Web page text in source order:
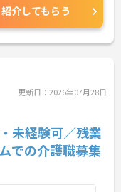
、さら
談くだ
紹介してもらう
更新日：2026年07月28日
未経験可／残業
での介護職募集